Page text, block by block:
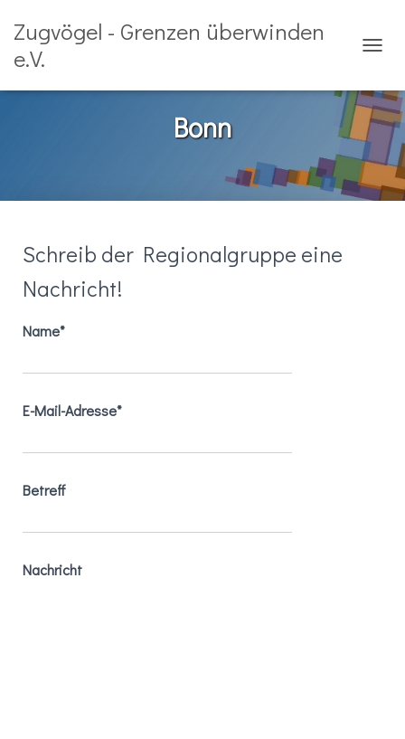
Zugvögel - Grenzen überwinden
e.V.
Bonn
Schreib der Regionalgruppe eine
Nachricht!
Name*
E-Mail-Adresse*
Betreff
Nachricht